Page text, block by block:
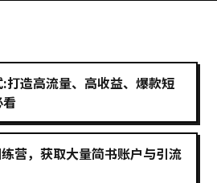
打造高流量、高收益、爆款短
营，获取大量简书账户与引流